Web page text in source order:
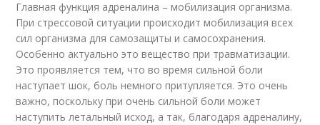
Главная функция адреналина – мобилизация организма.
При стрессовой ситуации происходит мобилизация всех
сил организма для самозащиты и самосохранения.
Особенно актуально это вещество при травматизации.
Это проявляется тем, что во время сильной боли
наступает шок, боль немного притупляется. Это очень
важно, поскольку при очень сильной боли может
наступить летальный исход, а так, благодаря адреналину,